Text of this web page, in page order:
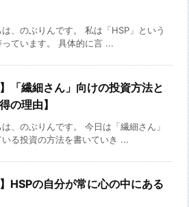
は、のぶりんです。 私は「HSP」という
ています。 具体的に言 ...
】「繊細さん」向けの投資方法と
の理由】
は、のぶりんです。 今日は「繊細さん」
いる投資の方法を書いていき ...
】HSPの自分が常に心の中にある